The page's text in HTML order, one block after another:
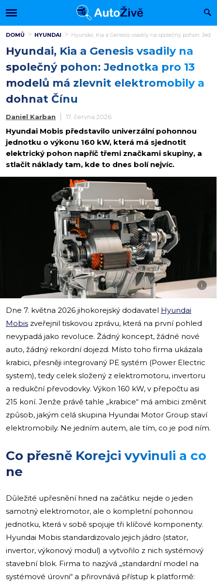
DOMŮ HYUNDAI Hyundai, Kia a Genesis vsadily na společný pohon:
Hyundai, Kia a Genesis vsadily na
společný pohon: Jednotka pro 13
modelů má zlevnit elektromobily a
dohnat Čínu
Daniel Karban 17. června 2026
Hyundai Mobis představilo univerzální pohonnou
jednotku o výkonu 160 kW, která má sjednotit
elektrický pohon napříč třemi značkami skupiny, a
stlačit náklady tam, kde to dnes bolí nejvíc.
i
Dne 7. května 2026 jihokorejský dodavatel Hyundai
Mobis zveřejnil tiskovou zprávu, která na první pohled
nevypadá jako revoluce. Žádný koncept, žádné nové
auto, žádný rekordní dojezd. Místo toho firma ukázala
krabici, přesněji integrovaný PE systém (Power Electric
system), tedy celek složený z elektromotoru, invertoru
a redukční převodovky. Výkon 160 kW, v přepočtu asi
215 koní. Jenže právě tahle „krabice“ má ambici změnit
způsob, jakým celá skupina Hyundai Motor Group staví
elektromobily. Ne jedním autem, ale tím, co je pod ním.
Co přesně Korejci vyvinuli a co
ne
Důležité upřesnění hned na začátku: nejde o jeden
samotný elektromotor, ale o kompletní pohonnou
jednotku, která v sobě spojuje tři klíčové komponenty.
Hyundai Mobis standardizovalo jejich jádro (stator,
invertor, výkonový modul) a vytvořilo z nich systémový
stavební blok. Firma to nazývá „standardní model na
systémové úrovni“ a přirovnává přístup k platformě: